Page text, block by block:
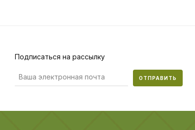
Подписаться на рассылку
ОТПРАВИТЬ